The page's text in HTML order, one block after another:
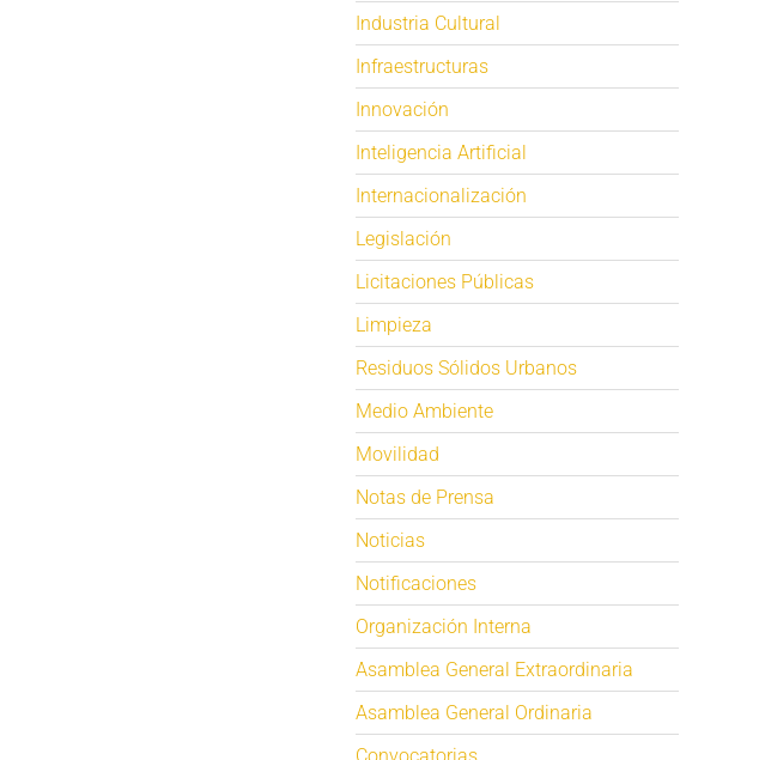
Industria Cultural
Infraestructuras
Innovación
Inteligencia Artificial
Internacionalización
Legislación
Licitaciones Públicas
Limpieza
Residuos Sólidos Urbanos
Medio Ambiente
Movilidad
Notas de Prensa
Noticias
Notificaciones
Organización Interna
Asamblea General Extraordinaria
Asamblea General Ordinaria